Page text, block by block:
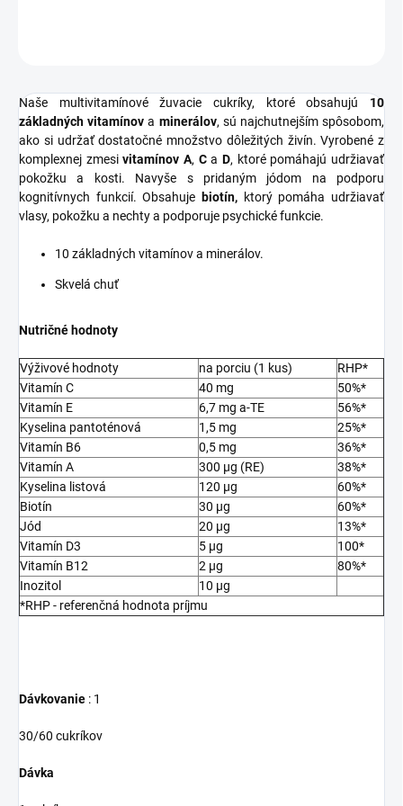
Naše multivitamínové žuvacie cukríky, ktoré obsahujú 10
základných vitamínov a minerálov, sú najchutnejším spôsobom,
ako si udržať dostatočné množstvo dôležitých živín. Vyrobené z
komplexnej zmesivitamínov A, CaD, ktoré pomáhajú udržiavať
pokožku a kosti. Navyše s pridaným jódom na podporu
kognitívnych funkcií. Obsahuje biotín, ktorý pomáha udržiavať
vlasy, pokožku a nechty a podporuje psychické funkcie.
10 základných vitamínov a minerálov.
Skvelá chuť
Nutričné hodnoty
Výživové hodnoty na porciu (1 kus)
RHP*
Vitamín C
40 mg
50%*
Vitamín E
6,7 mg a-TE
56%*
Kyselina pantoténová
1,5 mg
25%*
Vitamín B6
0,5 mg
36%*
Vitamín A
300 µg (RE)
38%*
Kyselina listová
120 µg
60%*
Biotín
30 µg
60%*
Jód
20 µg
13%*
Vitamín D3
5 µg
100*
Vitamín B12
2 µg
80%*
Inozitol
10 µg
*RHP - referenčná hodnota príjmu
Dávkovanie : 1
30/60 cukríkov
Dávka